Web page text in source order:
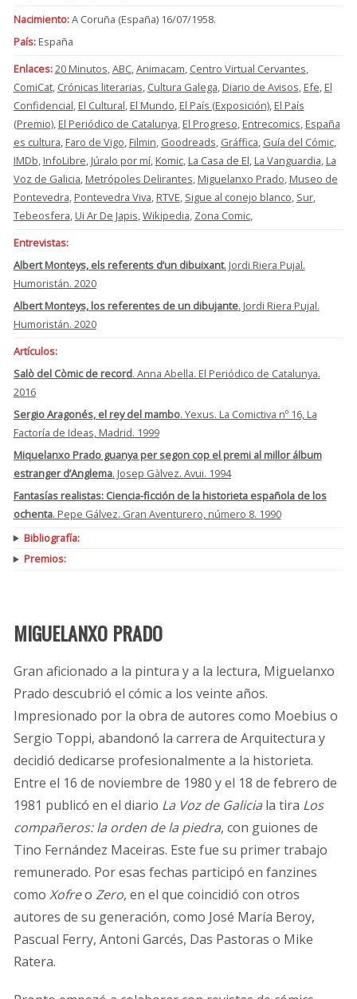
Nacimiento:A Coruña (España) 16/07/1958.
País:España
Enlaces:20 Minutos,ABC,Animacam, Centro Virtual Cervantes,
ComiCat, Crónicas literarias, Cultura Galega, Diario de Avisos, Efe, El
Confidencial, El Cultural, El Mundo, El País (Exposición), El País
(Premio), El Periódico de Catalunya, El Progreso, Entrecomics, España
es cultura, Faro de Vigo, Filmin, Goodreads, Gráffica, Guía del Cómic,
IMDb, InfoLibre, Júralo por mí, Komic, La Casa de El, La Vanguardia, La
Voz de Galicia, Metrópoles Delirantes, Miguelanxo Prado, Museo de
Pontevedra, Pontevedra Viva, RTVE, Sigue al conejo blanco, Sur,
Tebeosfera, Ui Ar De Japis,Wikipedia, Zona Comic,
Entrevistas:
Albert Monteys, els referents d’un dibuixant. Jordi Riera Pujal.
Humoristán. 2020
Albert Monteys, los referentes de un dibujante. Jordi Riera Pujal.
Humoristán. 2020
Artículos:
Salò del Còmic de record. Anna Abella. El Periódico de Catalunya.
2016
Sergio Aragonés, el rey del mambo. Yexus. La Comictiva nº 16, La
Factoría de Ideas, Madrid. 1999
Miquelanxo Prado guanya per segon cop el premi al millor álbum
estranger d’Anglema. Josep Gàlvez. Avui. 1994
Fantasías realistas: Ciencia-ficción de la historieta española de los
ochenta. Pepe Gálvez. Gran Aventurero, número 8. 1990
Bibliografía:
Premios:
MIGUELANXO PRADO
Gran aficionado a la pintura y a la lectura, Miguelanxo
Prado descubrió el cómic a los veinte años.
Impresionado por la obra de autores como Moebius o
Sergio Toppi, abandonó la carrera de Arquitectura y
decidió dedicarse profesionalmente a la historieta.
Entre el 16 de noviembre de 1980 y el 18 de febrero de
1981 publicó en el diario La Voz de Galiciala tira Los
compañeros: la orden de la piedra, con guiones de
Tino Fernández Maceiras. Este fue su primer trabajo
remunerado. Por esas fechas participó en fanzines
como Xofreo Zero, en el que coincidió con otros
autores de su generación, como José María Beroy,
Pascual Ferry, Antoni Garcés, Das Pastoras o Mike
Ratera.